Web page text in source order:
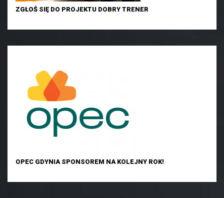
ZGŁOŚ SIĘ DO PROJEKTU DOBRY TRENER
OPEC GDYNIA SPONSOREM NA KOLEJNY ROK!